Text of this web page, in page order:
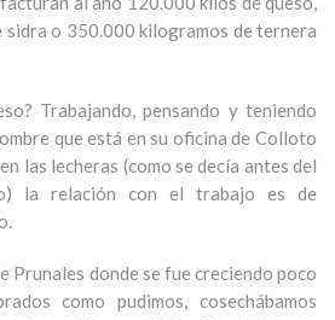
sidra o 350.000 kilogramos de ternera
Trabajando, pensando y teniendo
que está en su oficina de Colloto
las lecheras (como se decía antes del
la relación con el trabajo es de
Prunales donde se fue creciendo poco
como pudimos, cosechábamos